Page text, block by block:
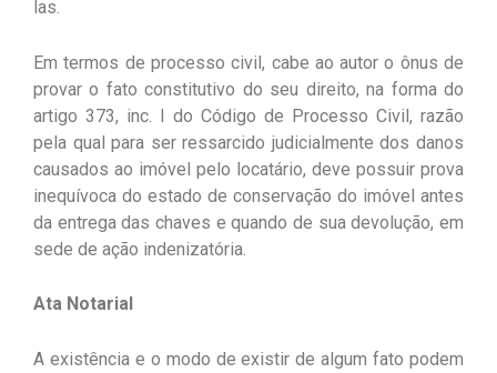
las.
Em termos de processo civil, cabe ao autor o ônus de
provar o fato constitutivo do seu direito, na forma do
artigo 373, inc. I do Código de Processo Civil, razão
pela qual para ser ressarcido judicialmente dos danos
causados ao imóvel pelo locatário, deve possuir prova
inequívoca do estado de conservação do imóvel antes
da entrega das chaves e quando de sua devolução, em
sede de ação indenizatória.
Ata Notarial
A existência e o modo de existir de algum fato podem